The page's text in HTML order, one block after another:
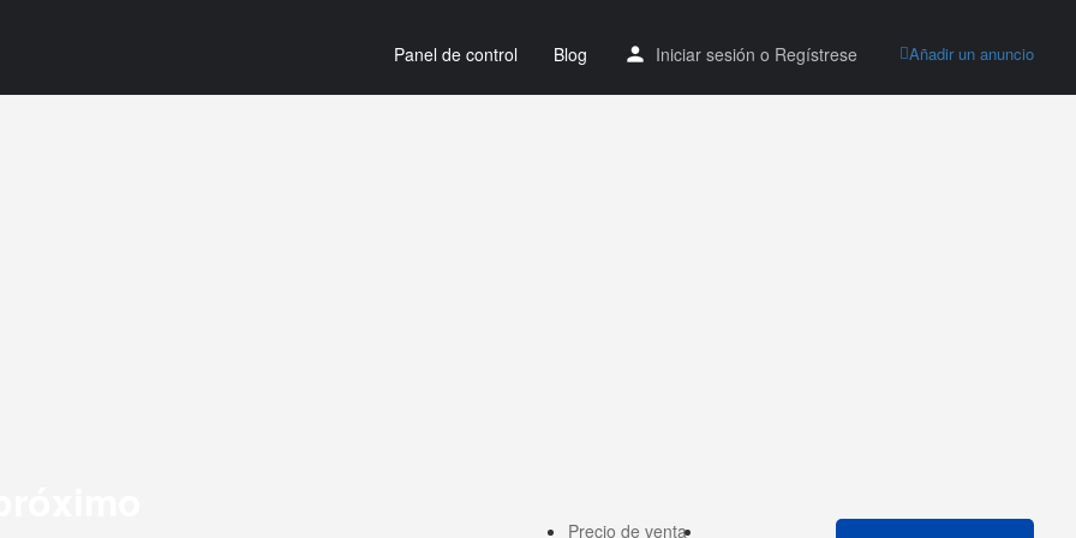
Panel de control Blog Iniciar sesión o Regístrese Añadir un anuncio
Precio de venta